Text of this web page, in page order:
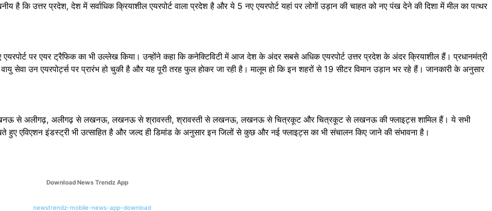
है कि उत्तर प्रदेश, देश में सर्वाधिक क्रियाशील एयरपोर्ट वाला प्रदेश है और ये 5 नए एयरपोर्ट यहां पर लोगों उड़ान की चाहत को नए पंख देने की दिशा में मील का पत्थर
पर एयर ट्रैफिक का भी उल्लेख किया। उन्होंने कहा कि कनेक्टिविटी में आज देश के अंदर सबसे अधिक एयरपोर्ट उत्तर प्रदेश के अंदर क्रियाशील हैं। प्रधानमंत्री
सेवा उन एयरपोर्ट्स पर प्रारंभ हो चुकी है और यह पूरी तरह फुल होकर जा रही है। मालूम हो कि इन शहरों से 19 सीटर विमान उड़ान भर रहे हैं। जानकारी के अनुसार
से अलीगढ़, अलीगढ़ से लखनऊ, लखनऊ से श्रावस्ती, श्रावस्ती से लखनऊ, लखनऊ से चित्रकूट और चित्रकूट से लखनऊ की फ्लाइट्स शामिल हैं। ये सभी
हुए एविएशन इंडस्ट्री भी उत्साहित है और जल्द ही डिमांड के अनुसार इन जिलों से कुछ और नई फ्लाइट्स का भी संचालन किए जाने की संभावना है।
Download News Trendz App